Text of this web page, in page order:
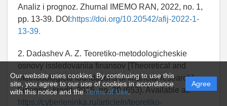
Our website uses cookies. By continuing to use this
site, you agree to our use of cookies in accordance
with this notice and theTerms of Use.
Agree
Analiz i prognoz. Zhurnal IMEMO RAN, 2022, no. 1,
pp. 13-39. DOI:https://doi.org/10.20542/afij-2022-1-
13-39.
2. Dadashev A. Z. Teoretiko-metodologicheskie
osnovy issledovaniia finansov [Theoretical and
methodological foundations of financial research].
Finansy i kredit, 2015, no. 29 (653). Available at:
https://cyberleninka.ru/article/n/teoretiko-